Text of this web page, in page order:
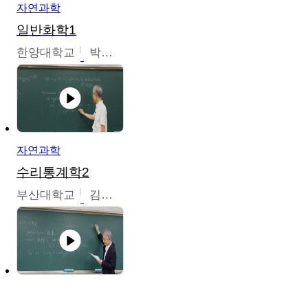
자연과학
일반화학1
한양대학교 박경호
자연과학
수리통계학2
부산대학교 김충락